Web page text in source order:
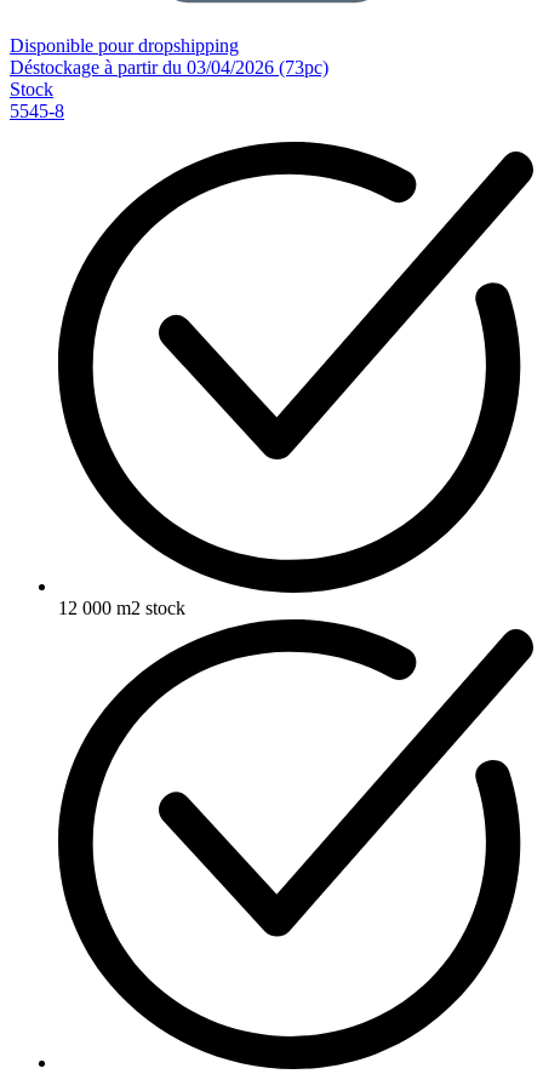
Disponible pour dropshipping
Déstockage à partir du 03/04/2026 (73pc)
Stock
5545-8
12 000 m2 stock